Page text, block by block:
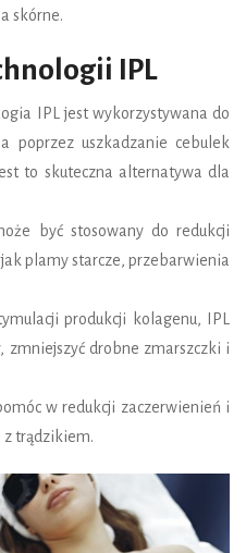
skórne.
IPL
IPL jest wykorzystywana do
poprzez uszkadzanie cebulek
to skuteczna alternatywa dla
być stosowany do redukcji
plamy starcze, przebarwienia
produkcji kolagenu, IPL
zmniejszyć drobne zmarszczki i
w redukcji zaczerwienień i
z trądzikiem.